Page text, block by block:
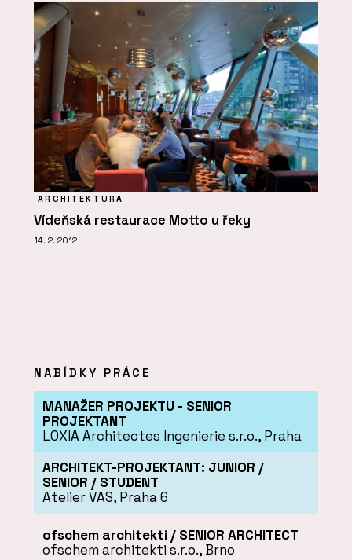
ARCHITEKTURA
Vídeňská restaurace Motto u řeky
14. 2. 2012
NABÍDKY PRÁCE
MANAŽER PROJEKTU - SENIOR
PROJEKTANT
LOXIA Architectes Ingenierie s.r.o., Praha
ARCHITEKT-PROJEKTANT: JUNIOR /
SENIOR / STUDENT
Atelier VAS, Praha 6
ofschem architekti / SENIOR ARCHITECT
ofschem architekti s.r.o., Brno